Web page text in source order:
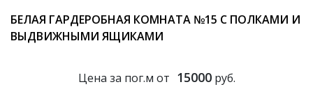
БЕЛАЯ ГАРДЕРОБНАЯ КОМНАТА №15 С ПОЛКАМИ И
ВЫДВИЖНЫМИ ЯЩИКАМИ
Цена за пог.м от 15000руб.